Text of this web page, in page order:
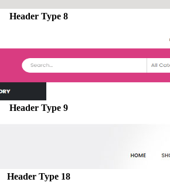
Header Type 8
Header Type 9
Header Type 18